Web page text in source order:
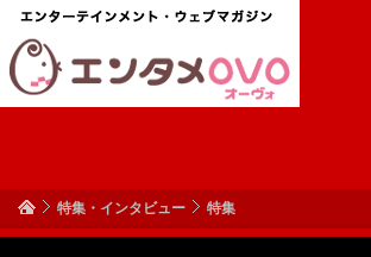
特集・インタビュー 特集